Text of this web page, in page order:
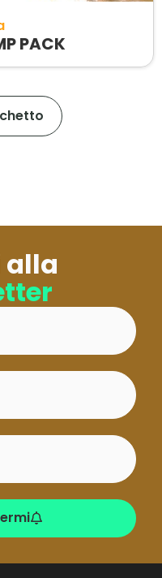
PACK
alla